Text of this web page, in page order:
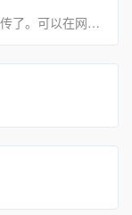
微信读书网页版现在支持txt/epub上传了。可以在网页中阅读上传的小说啦！微信读书网页版，配合kind[…]